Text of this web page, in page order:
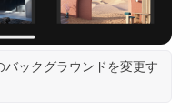
ックグラウンドを変更す